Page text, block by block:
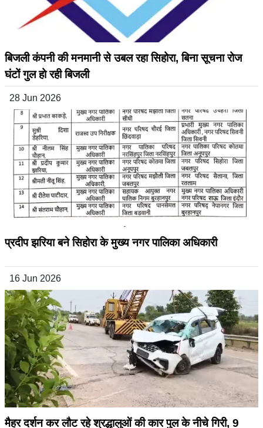
बिजली कंपनी की मनमानी से उबल रहा सिहोरा, बिना सूचना रोज
घंटों गुल हो रही बिजली
28 Jun 2026
प्रदीप झरिया बने सिहोरा के मुख्य नगर पालिका अधिकारी
16 Jun 2026
मैहर दर्शन कर लौट रहे श्रद्धालुओं की कार पुल के नीचे गिरी, 9